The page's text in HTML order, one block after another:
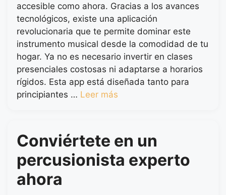
accesible como ahora. Gracias a los avances
tecnológicos, existe una aplicación
revolucionaria que te permite dominar este
instrumento musical desde la comodidad de tu
hogar. Ya no es necesario invertir en clases
presenciales costosas ni adaptarse a horarios
rígidos. Esta app está diseñada tanto para
principiantes … Leer más
Conviértete en un
percusionista experto
ahora